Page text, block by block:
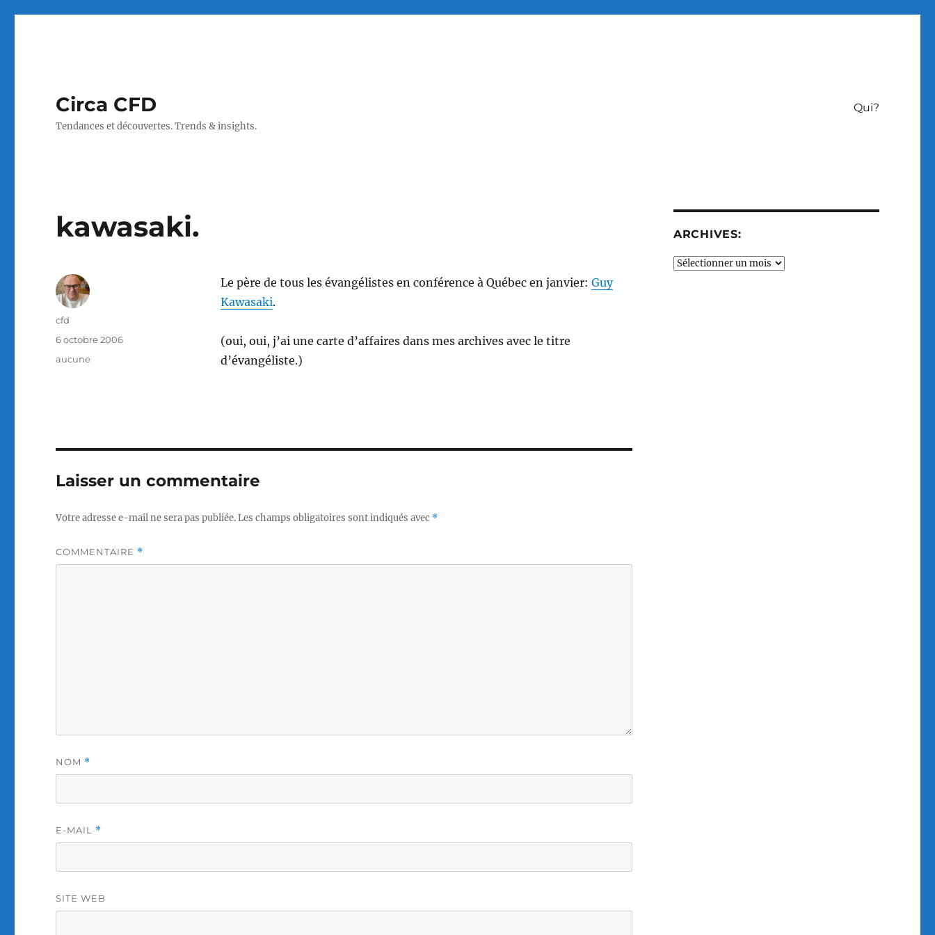
Circa CFD
Tendances et découvertes. Trends & insights.
Qui?
kawasaki.
Le père de tous les évangélistes en conférence à Québec en janvier: Guy
Kawasaki.
(oui, oui, j’ai une carte d’affaires dans mes archives avec le titre
d’évangéliste.)
Auteur
cfd
Publié
6 octobre 2006
Catégories
aucune
Laisser un commentaire
Votre adresse e-mail ne sera pas publiée.Les champs obligatoires sont indiqués avec *
COMMENTAIRE *
NOM *
E-MAIL *
SITE WEB
ARCHIVES:
Archives: